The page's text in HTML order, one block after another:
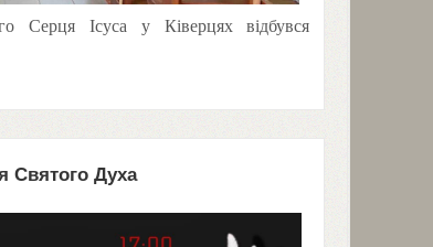
Серця Ісуса у Ківерцях відбувся
Святого Духа